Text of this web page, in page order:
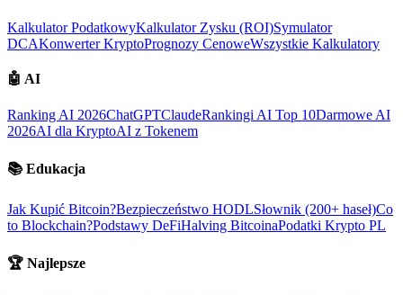
Kalkulator PodatkowyKalkulator Zysku (ROI)Symulator
DCAKonwerter KryptoPrognozy CenoweWszystkie Kalkulatory
🤖 AI
Ranking AI 2026ChatGPTClaudeRankingi AI Top 10Darmowe AI
2026AI dla KryptoAI z Tokenem
📚 Edukacja
Jak Kupić Bitcoin?Bezpieczeństwo HODLSłownik (200+ haseł)Co
to Blockchain?Podstawy DeFiHalving BitcoinaPodatki Krypto PL
🏆 Najlepsze